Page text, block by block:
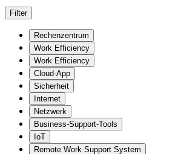
Filter
Rechenzentrum
Work Efficiency
Work Efficiency
Cloud-App
Sicherheit
Internet
Netzwerk
Business-Support-Tools
IoT
Remote Work Support System